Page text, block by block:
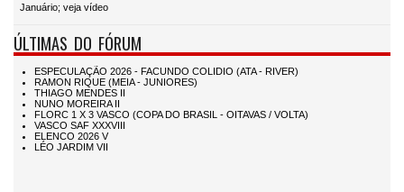
Januário; veja vídeo
ÚLTIMAS DO FÓRUM